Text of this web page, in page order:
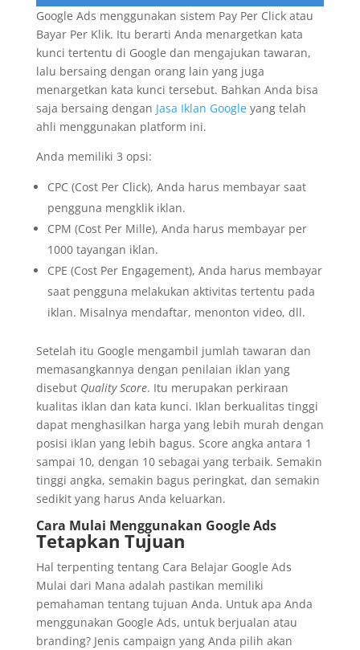
Google Ads menggunakan sistem Pay Per Click atau
Bayar Per Klik. Itu berarti Anda menargetkan kata
kunci tertentu di Google dan mengajukan tawaran,
lalu bersaing dengan orang lain yang juga
menargetkan kata kunci tersebut. Bahkan Anda bisa
saja bersaing dengan Jasa Iklan Google yang telah
ahli menggunakan platform ini.
Anda memiliki 3 opsi:
CPC (Cost Per Click), Anda harus membayar saat
pengguna mengklik iklan.
CPM (Cost Per Mille), Anda harus membayar per
1000 tayangan iklan.
CPE (Cost Per Engagement), Anda harus membayar
saat pengguna melakukan aktivitas tertentu pada
iklan. Misalnya mendaftar, menonton video, dll.
Setelah itu Google mengambil jumlah tawaran dan
memasangkannya dengan penilaian iklan yang
disebut Quality Score. Itu merupakan perkiraan
kualitas iklan dan kata kunci. Iklan berkualitas tinggi
dapat menghasilkan harga yang lebih murah dengan
posisi iklan yang lebih bagus. Score angka antara 1
sampai 10, dengan 10 sebagai yang terbaik. Semakin
tinggi angka, semakin bagus peringkat, dan semakin
sedikit yang harus Anda keluarkan.
Cara Mulai Menggunakan Google Ads
Tetapkan Tujuan
Hal terpenting tentang Cara Belajar Google Ads
Mulai dari Mana adalah pastikan memiliki
pemahaman tentang tujuan Anda. Untuk apa Anda
menggunakan Google Ads, untuk berjualan atau
branding? Jenis campaign yang Anda pilih akan